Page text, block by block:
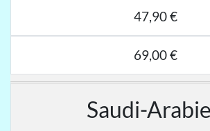
47,90 €
69,00 €
Saudi-